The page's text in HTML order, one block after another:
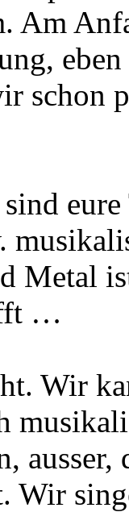
Am
schon
Metal
…
Wir
Wir